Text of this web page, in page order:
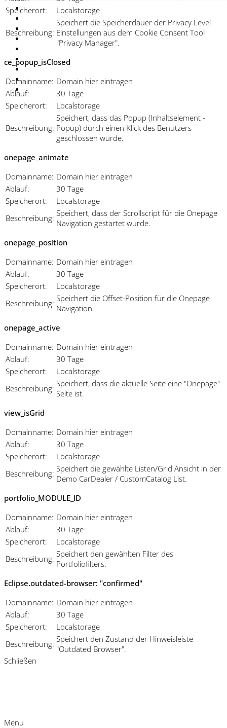
Speicherort:
Localstorage
Beschreibung:
Speichert die Speicherdauer der Privacy Level
Einstellungen aus dem Cookie Consent Tool
"Privacy Manager".
ce_popup_isClosed
Domainname: Domain hier eintragen
Ablauf:
30 Tage
Speicherort:
Localstorage
Beschreibung:
Speichert, dass das Popup (Inhaltselement -
Popup) durch einen Klick des Benutzers
geschlossen wurde.
onepage_animate
Domainname: Domain hier eintragen
Ablauf:
30 Tage
Speicherort:
Localstorage
Beschreibung: Speichert, dass der Scrollscript für die Onepage
Navigation gestartet wurde.
onepage_position
Domainname: Domain hier eintragen
Ablauf:
30 Tage
Speicherort:
Localstorage
Beschreibung: Speichert die Offset-Position für die Onepage
Navigation.
onepage_active
Domainname: Domain hier eintragen
Ablauf:
30 Tage
Speicherort:
Localstorage
Beschreibung: Speichert, dass die aktuelle Seite eine "Onepage"
Seite ist.
view_isGrid
Domainname: Domain hier eintragen
Ablauf:
30 Tage
Speicherort:
Localstorage
Beschreibung: Speichert die gewählte Listen/Grid Ansicht in der
Demo CarDealer / CustomCatalog List.
portfolio_MODULE_ID
Domainname: Domain hier eintragen
Ablauf:
30 Tage
Speicherort:
Localstorage
Beschreibung: Speichert den gewählten Filter des
Portfoliofilters.
Eclipse.outdated-browser: "confirmed"
Domainname: Domain hier eintragen
Ablauf:
30 Tage
Speicherort:
Localstorage
Beschreibung: Speichert den Zustand der Hinweisleiste
"Outdated Browser".
Schließen
Menu